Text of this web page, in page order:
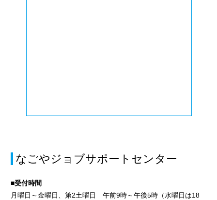
なごやジョブサポートセンター
■受付時間
月曜日～金曜日、第2土曜日 午前9時～午後5時（水曜日は18